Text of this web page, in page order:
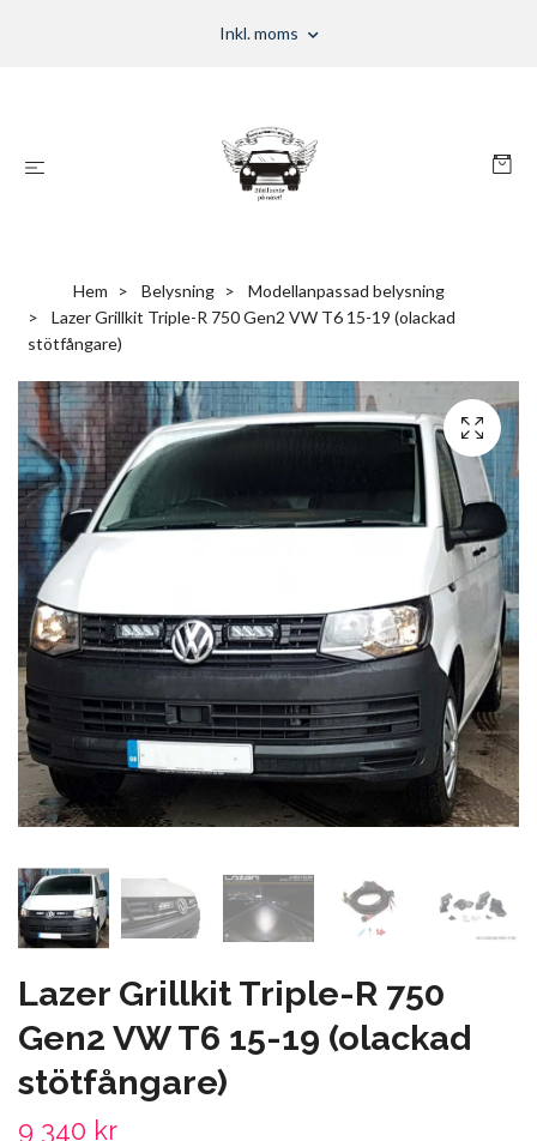
Inkl. moms
Hem Belysning
Modellanpassad belysning
Lazer Grillkit Triple-R 750 Gen2 VW T6 15-19 (olackad
stötfångare)
Lazer Grillkit Triple-R 750
Gen2 VW T6 15-19 (olackad
stötfångare)
9 340 kr